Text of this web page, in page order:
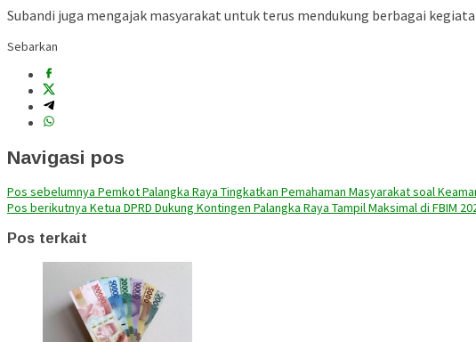
Subandi juga mengajak masyarakat untuk terus mendukung berbagai
Sebarkan
Navigasi pos
Pos sebelumnya Pemkot Palangka Raya Tingkatkan Pemahaman Masyarakat soal
Pos berikutnya Ketua DPRD Dukung Kontingen Palangka Raya Tampil Maksimal di FBIM
Pos terkait